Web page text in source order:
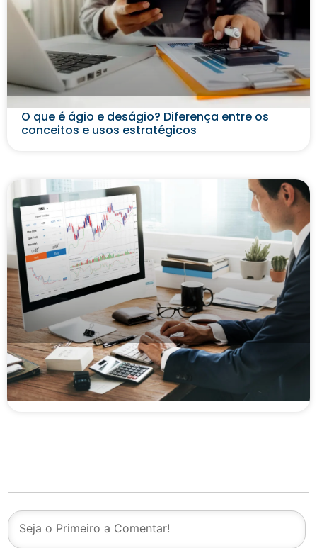
O que é ágio e deságio? Diferença entre os
conceitos e usos estratégicos
Títulos financeiros em operações de crédito: o
que são e como circulam no Factoring e na
Securitizadora